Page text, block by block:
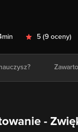
5 (9 oceny)
-